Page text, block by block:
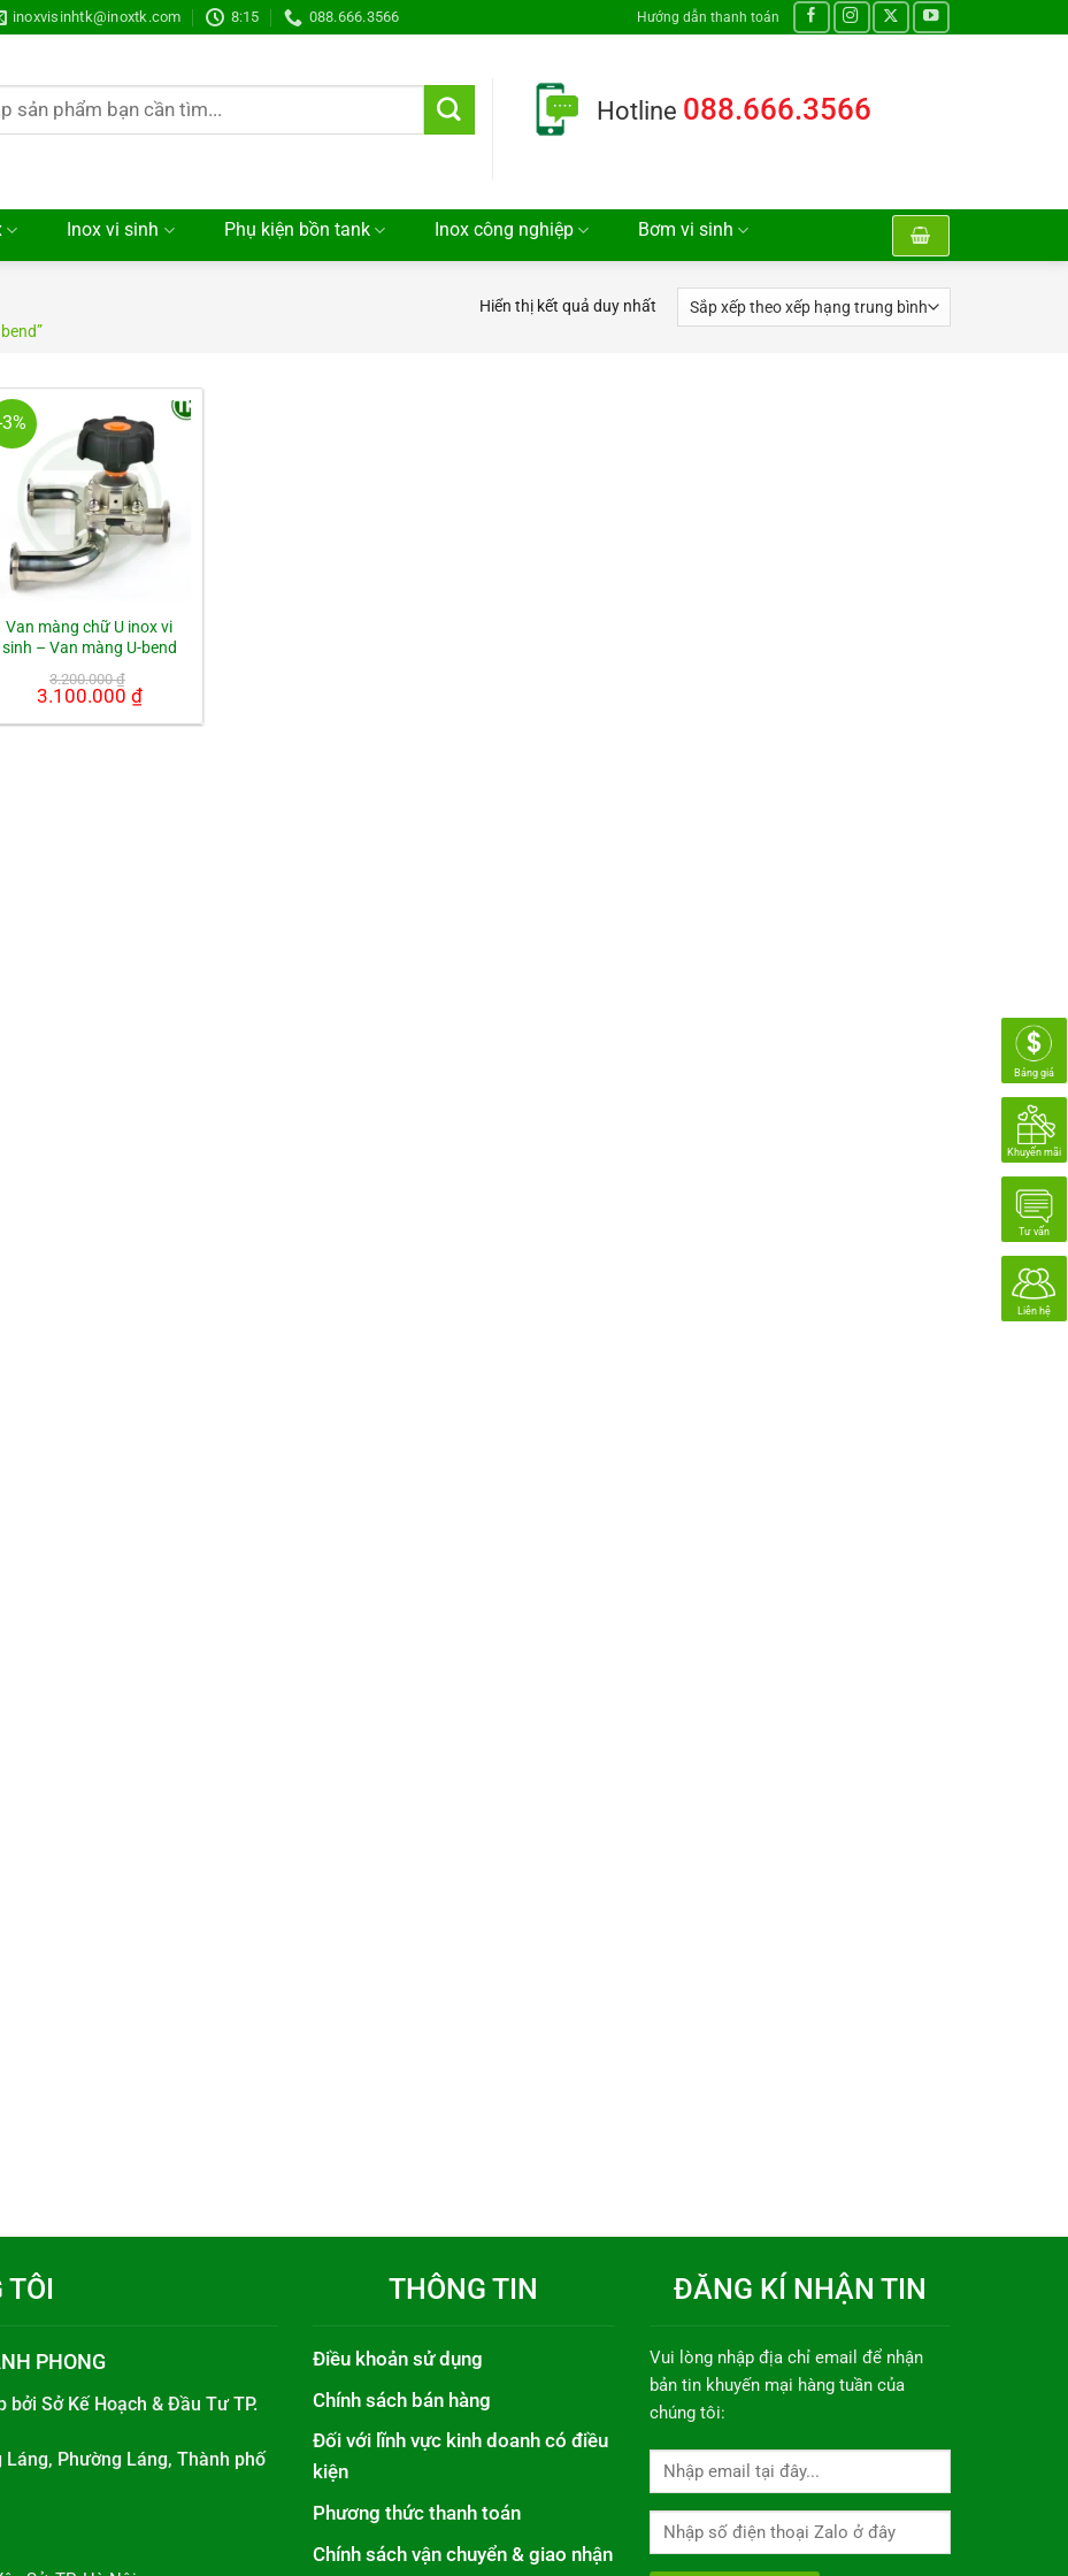
inoxvisinhtk@inoxtk.com 8:15 088.666.3566 Hướng dẫn thanh toán
Hotline 088.666.3566
Inox vi sinh Phụ kiện bồn tank Inox công nghiệp
Bơm vi sinh
Hiển thị kết quả duy nhất
3%
Van màng chữ U inox vi
sinh – Van màng U-bend
3.200.000₫
Giá
gốc
là:
3.100.000 ₫Giá
hiện
tại
TÔI
PHONG
bởi Sở Kế Hoạch & Đầu Tư TP.
Phường Láng, Thành phố
THÔNG TIN
Điều khoản sử dụng
Chính sách bán hàng
Đối với lĩnh vực kinh doanh có điều
kiện
Phương thức thanh toán
Chính sách vận chuyển & giao nhận
ĐĂNG KÍ NHẬN TIN
Vui lòng nhập địa chỉ email để nhận
bản tin khuyến mại hàng tuần của
chúng tôi:
Bảng giá
Khuyến mãi
Tư vấn
Liên hệ